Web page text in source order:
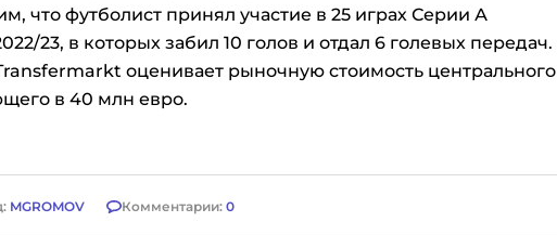
что футболист принял участие в 25 играх Серии А
23, в которых забил 10 голов и отдал 6 голевых передач.
оценивает рыночную стоимость центрального
в 40 млн евро.
MGROMOV Комментарии: 0